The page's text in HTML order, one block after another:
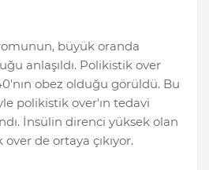
büyük oranda
anlaşıldı. Polikistik over
obez olduğu görüldü. Bu
polikistik over'ın tedavi
İnsülin direnci yüksek olan
de ortaya çıkıyor.